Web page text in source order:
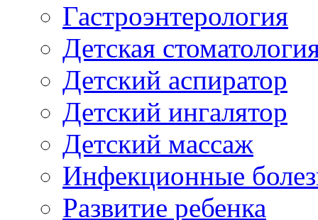
Гастроэнтерология
Детская
Детский аспиратор
Детский ингалятор
Детский массаж
Инфекционные
Развитие ребенка